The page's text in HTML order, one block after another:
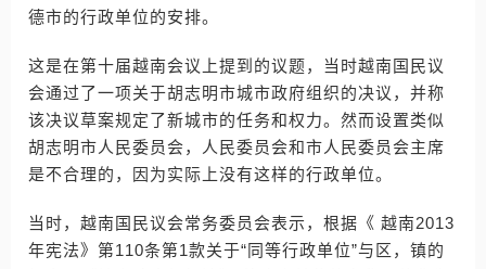
德市的行政单位的安排。
这是在第十届越南会议上提到的议题，当时越南国民议
会通过了一项关于胡志明市城市政府组织的决议，并称
该决议草案规定了新城市的任务和权力。然而设置类似
胡志明市人民委员会，人民委员会和市人民委员会主席
是不合理的，因为实际上没有这样的行政单位。
当时，越南国民议会常务委员会表示，根据《 越南2013
年宪法》第110条第1款关于“同等行政单位”与区，镇的